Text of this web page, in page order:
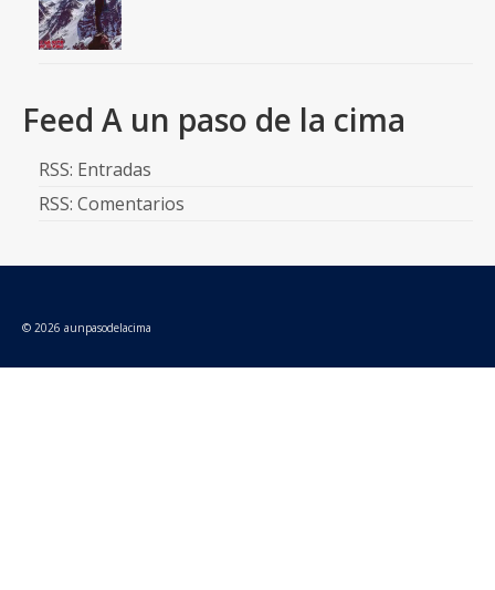
Feed A un paso de la cima
RSS: Entradas
RSS: Comentarios
© 2026 aunpasodelacima